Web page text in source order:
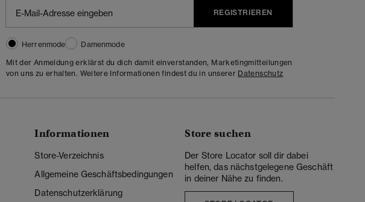
REGISTRIEREN
Herrenmode
Damenmode
Mit der Anmeldung erklärst du dich damit einverstanden, Marketingmitteilungen
von uns zu erhalten. Weitere Informationen findest du in unserer Datenschutz
Informationen
Store-Verzeichnis
Allgemeine Geschäftsbedingungen
Datenschutzerklärung
Store suchen
Der Store Locator soll dir dabei
helfen, das nächstgelegene Geschäft
in deiner Nähe zu finden.